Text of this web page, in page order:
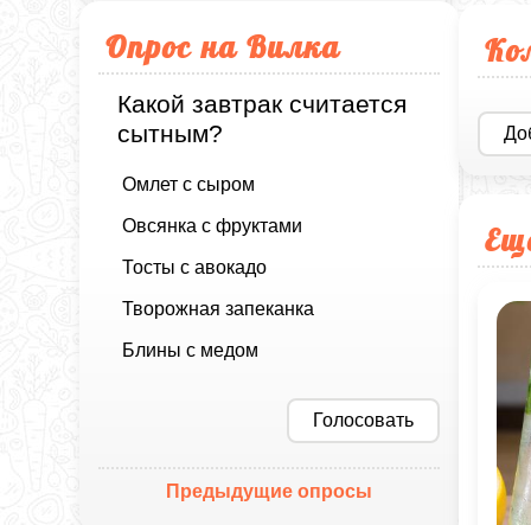
Опрос на Вилка
Какой завтрак считается
сытным?
Омлет с сыром
Овсянка с фруктами
Тосты с авокадо
Творожная запеканка
Блины с медом
Голосовать
Предыдущие опросы